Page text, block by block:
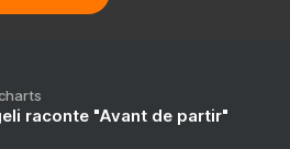
raconte "Avant de partir"